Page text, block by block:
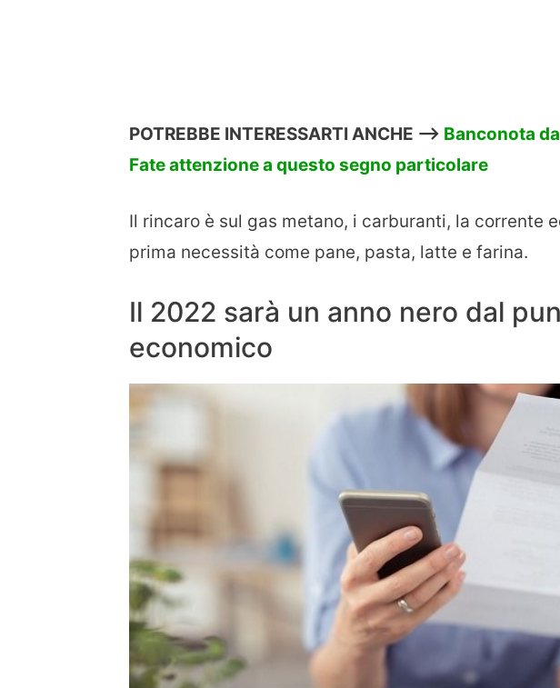
POTREBBE INTERESSARTI ANCHE —> Banconota
Fate attenzione a questo segno particolare
Il rincaro è sul gas metano, i carburanti, la corrente
prima necessità come pane, pasta, latte e farina.
Il 2022 sarà un anno nero dal
economico